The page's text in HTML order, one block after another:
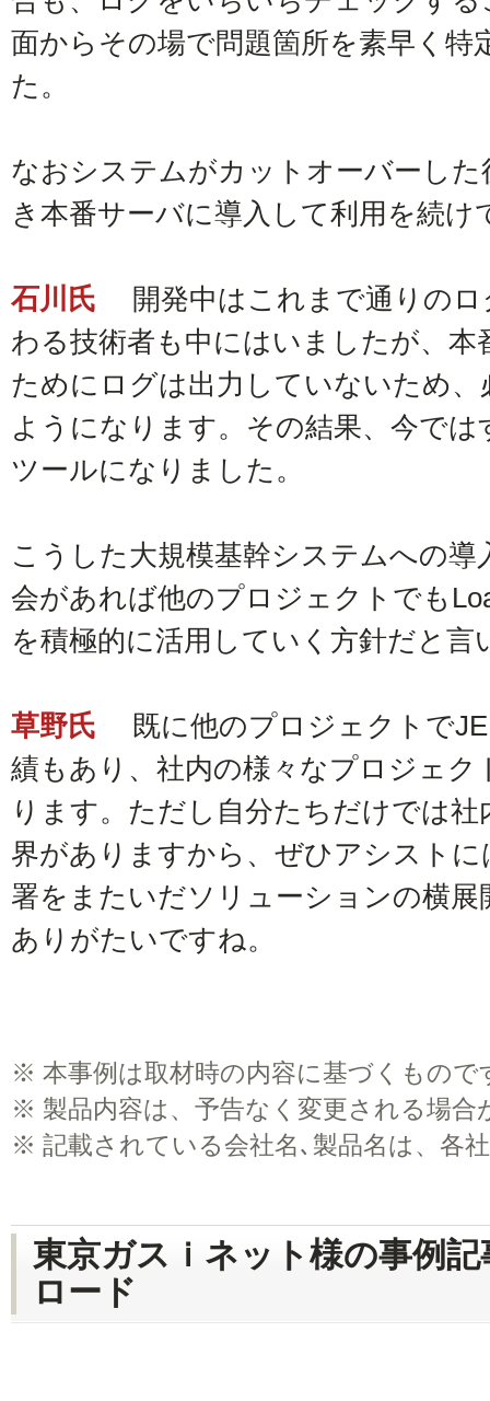
面からその場で問題箇所を素早く
た。
なおシステムがカットオーバーし
き本番サーバに導入して利用を続け
石川氏
開発中はこれまで通りの
わる技術者も中にはいましたが、本
ためにログは出力していないため
ようになります。その結果、今で
ツールになりました。
こうした大規模基幹システムへの
会があれば他のプロジェクトでも
を積極的に活用していく方針だと言
草野氏
既に他のプロジェクトで
績もあり、社内の様々なプロジェ
ります。ただし自分たちだけでは
界がありますから、ぜひアシスト
署をまたいだソリューションの横
ありがたいですね。
※ 本事例は取材時の内容に基づくもので
※ 製品内容は、予告なく変更される場合
※ 記載されている会社名､製品名は、各
東京ガスｉネット様の事例
ロード